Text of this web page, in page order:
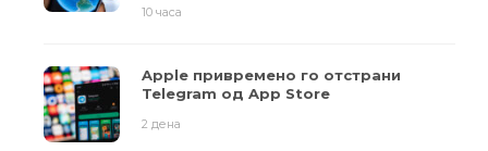
10 часа
Apple привремено го отстрани
Telegram од App Store
2 дена